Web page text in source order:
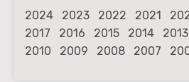
2024 2023 2022 2021
2017
2016 2015 2014 2013
2010
2009 2008 2007